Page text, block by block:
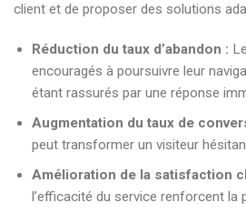
client et de proposer des solutions
Réduction du taux d’abandon :
encouragés à poursuivre leur
étant rassurés par une réponse
Augmentation du taux de
peut transformer un visiteur
Amélioration de la satisfaction
l’efficacité du service renforcent la